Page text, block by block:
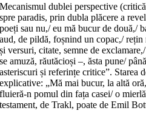
Mecanismul dublei perspective
spre paradis, prin dubla plăcere a
poeți sau nu,/ eu mă bucur de două,/
aud, de pildă, foșnind un copac,/
și versuri, citate, semne de
se amuză, răutăcioși –, ăsta pune/
asteriscuri și referințe critice”. Starea
explicative: „Mă mai bucur, la altă
fluieră-n pomul din fața casei/ o
testament, de Trakl, poate de Emil